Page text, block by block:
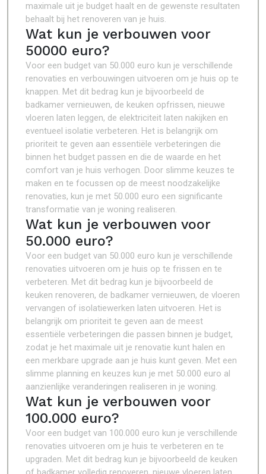
maximale uit je budget haalt en de gewenste resultaten
behaalt bij het renoveren van je huis.
Wat kun je verbouwen voor
50000 euro?
Voor een budget van 50.000 euro kun je verschillende
renovaties en verbouwingen uitvoeren om je huis op te
knappen. Met dit bedrag kun je bijvoorbeeld de
badkamer vernieuwen, de keuken opfrissen, nieuwe
vloeren laten leggen, de elektriciteit laten nakijken en
eventueel isolatie verbeteren. Het is belangrijk om
prioriteit te geven aan essentiële verbeteringen die
binnen het budget passen en die de waarde en het
comfort van je huis verhogen. Door slimme keuzes te
maken en te focussen op de meest noodzakelijke
renovaties, kun je met 50.000 euro een significante
transformatie van je woning realiseren.
Wat kun je verbouwen voor
50.000 euro?
Voor een budget van 50.000 euro kun je verschillende
renovaties uitvoeren om je huis op te frissen en te
verbeteren. Met dit bedrag kun je bijvoorbeeld de
keuken renoveren, de badkamer vernieuwen, de vloeren
vervangen of isolatiewerken laten uitvoeren. Het is
belangrijk om prioriteit te geven aan de meest
essentiële verbeteringen die passen binnen je budget,
zodat je het maximale uit je renovatie kunt halen en
een merkbare upgrade aan je huis kunt geven. Met een
slimme planning en keuzes kun je met 50.000 euro al
aanzienlijke veranderingen realiseren in je woning.
Wat kun je verbouwen voor
100.000 euro?
Voor een budget van 100.000 euro kun je verschillende
renovaties uitvoeren om je huis te verbeteren en te
upgraden. Met dit bedrag kun je bijvoorbeeld de keuken